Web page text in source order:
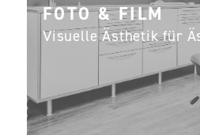
FOTO & FILM
Visuelle Ästhetik für